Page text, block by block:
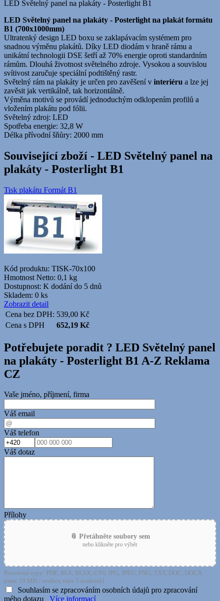
LED Světelný panel na plakáty - Posterlight B1
LED Světelný panel na plakáty - Posterlight na plakát formátu
B1 (700x1000mm)
Ultratenký design LED boxu se zaklapávacím systémem pro
snadnou výměnu plakátů. Díky LED diodám v hraně rámu a
unikátní technologii DSE šetří až 70% energie oproti standardním
rámům. Dlouhá životnost světelného zdroje. Vysokou a souvislou
svítivost zaručuje speciální podtištěný rastr.
Světelný rám na plakáty je určen pro zavěšení v interiéru a lze jej
zavěsit jak vertikálně, tak horizontálně.
Výměna motivů se provádí jednoduchým odklopením profilů a
vložením plakátu pod fólii.
Světelný zdroj: LED
Spotřeba energie: 32,8 W
Délka přívodní šňůry: 2000 mm
Související zboží - LED Světelný panel na
plakáty - Posterlight B1
Tisk plakátu Formát B1
Kód produktu: TISK-70x100
Hmotnost Netto: 0,1 kg
Dostupnost: K dodání do 5 dnů
Skladem: 0 ks
Zobrazit detail
Cena bez DPH: 539,00 Kč
Cena s DPH
652,19 Kč
Potřebujete poradit ? LED Světelný panel
na plakáty - Posterlight B1 A-Z Reklama
CZ
Vaše jméno, příjmení, firma
Váš email
Váš telefon
Váš dotaz
Přílohy
📎 Přetáhněte soubory sem
nebo klikněte pro výběr
Povolené typy: PDF, XLS, XLSX, CSV, JPG, JPEG, PNG, TXT, DOC, DOCX
(max 10 MB / soubor, max 5 souborů)
Souhlasím se zpracováním osobních údajů pro zpracování
mého dotazu
Více informací